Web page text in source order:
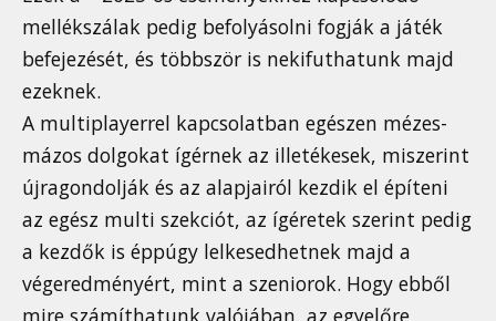
mellékszálak pedig befolyásolni fogják a játék
befejezését, és többször is nekifuthatunk majd
ezeknek.
A multiplayerrel kapcsolatban egészen mézes-
mázos dolgokat ígérnek az illetékesek, miszerint
újragondolják és az alapjairól kezdik el építeni
az egész multi szekciót, az ígéretek szerint pedig
a kezdők is éppúgy lelkesedhetnek majd a
végeredményért, mint a szeniorok. Hogy ebből
mire számíthatunk valójában, az egyelőre